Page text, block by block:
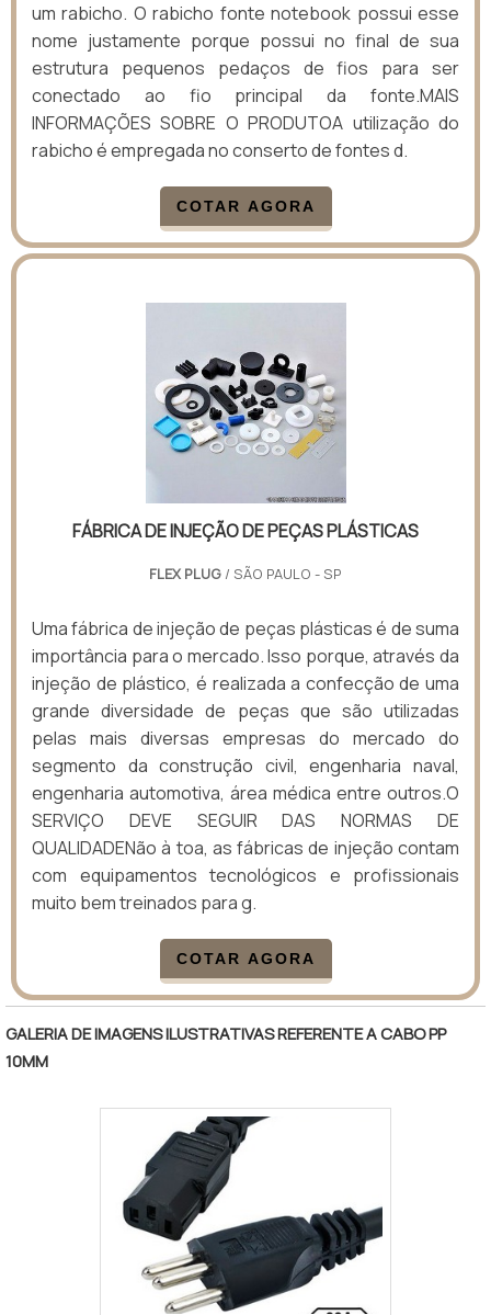
um rabicho. O rabicho fonte notebook possui esse
nome justamente porque possui no final de sua
estrutura pequenos pedaços de fios para ser
conectado ao fio principal da fonte.MAIS
INFORMAÇÕES SOBRE O PRODUTOA utilização do
rabicho é empregada no conserto de fontes d.
COTAR AGORA
FÁBRICA DE INJEÇÃO DE PEÇAS PLÁSTICAS
FLEX PLUG / SÃO PAULO - SP
Uma fábrica de injeção de peças plásticas é de suma
importância para o mercado. Isso porque, através da
injeção de plástico, é realizada a confecção de uma
grande diversidade de peças que são utilizadas
pelas mais diversas empresas do mercado do
segmento da construção civil, engenharia naval,
engenharia automotiva, área médica entre outros.O
SERVIÇO DEVE SEGUIR DAS NORMAS DE
QUALIDADENão à toa, as fábricas de injeção contam
com equipamentos tecnológicos e profissionais
muito bem treinados para g.
COTAR AGORA
GALERIA DE IMAGENS ILUSTRATIVAS REFERENTE A CABO PP
10MM